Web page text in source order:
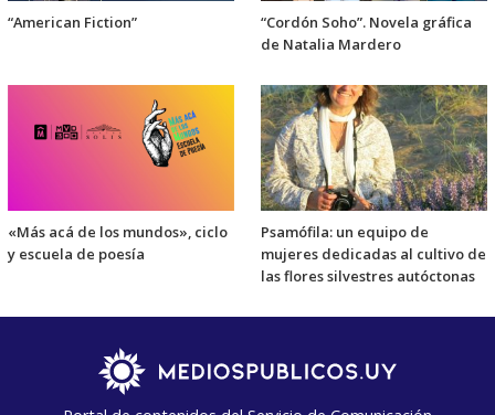
“American Fiction”
“Cordón Soho”. Novela gráfica
de Natalia Mardero
«Más acá de los mundos», ciclo
y escuela de poesía
Psamófila: un equipo de
mujeres dedicadas al cultivo de
las flores silvestres autóctonas